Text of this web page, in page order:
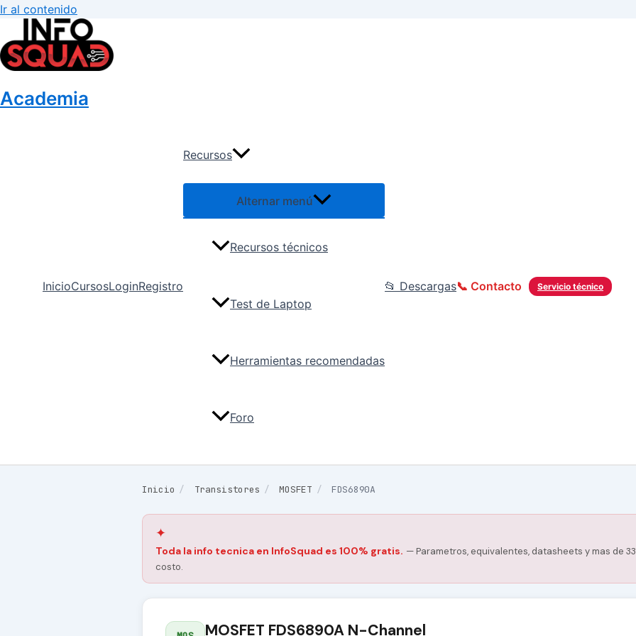
Ir al contenido
Academia
InicioCursosLoginRegistro
Recursos
Alternar menú
Recursos técnicos
Test de Laptop
Herramientas recomendadas
Foro
📂 Descargas Servicio técnico
📞 Contacto
Inicio / Transistores / MOSFET / FDS6890A
✦
Toda la info tecnica en InfoSquad es 100% gratis. — Parametros, equivalentes, datasheets y mas de
costo.
MOSFET FDS6890A N-Channel